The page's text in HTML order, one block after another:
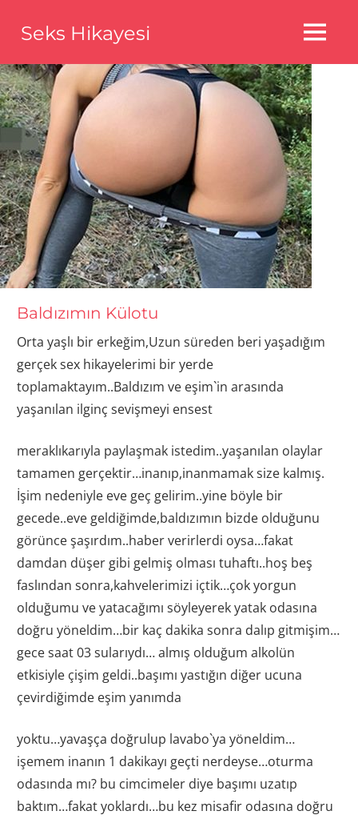
Seks Hikayesi
Hikayeleri,Bedava
Seks
Hikayeleri,Aldatma
Seks
Hikayeleri
MENU
Baldızımın Külotu
Orta yaşlı bir erkeğim,Uzun süreden beri yaşadığım
gerçek sex hikayelerimi bir yerde
toplamaktayım..Baldızım ve eşim`in arasında
yaşanılan ilginç sevişmeyi ensest
meraklıkarıyla paylaşmak istedim..yaşanılan olaylar
tamamen gerçektir…inanıp,inanmamak size kalmış.
İşim nedeniyle eve geç gelirim..yine böyle bir
gecede..eve geldiğimde,baldızımın bizde olduğunu
görünce şaşırdım..haber verirlerdi oysa…fakat
damdan düşer gibi gelmiş olması tuhaftı..hoş beş
faslından sonra,kahvelerimizi içtik…çok yorgun
olduğumu ve yatacağımı söyleyerek yatak odasına
doğru yöneldim…bir kaç dakika sonra dalıp gitmişim…
gece saat 03 sularıydı… almış olduğum alkolün
etkisiyle çişim geldi..başımı yastığın diğer ucuna
çevirdiğimde eşim yanımda
yoktu…yavaşça doğrulup lavabo`ya yöneldim…
işemem inanın 1 dakikayı geçti nerdeyse…oturma
odasında mı? bu cimcimeler diye başımı uzatıp
baktım…fakat yoklardı…bu kez misafir odasına doğru